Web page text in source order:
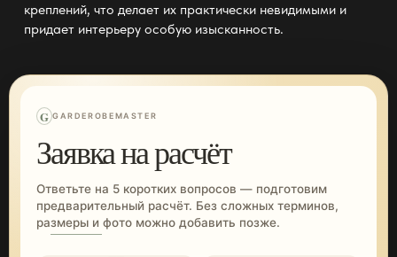
креплений, что делает их практически невидимыми и
придает интерьеру особую изысканность.
G GARDEROBEMASTER
Заявка на расчёт
Ответьте на 5 коротких вопросов — подготовим
предварительный расчёт. Без сложных терминов,
размеры и фото можно добавить позже.